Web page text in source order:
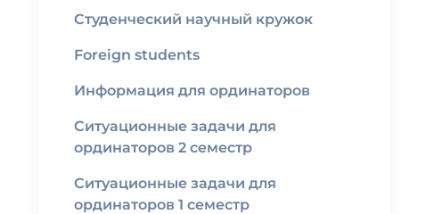
Студенческий научный кружок
Foreign students
Информация для ординаторов
Ситуационные задачи для
ординаторов 2 семестр
Ситуационные задачи для
ординаторов 1 семестр